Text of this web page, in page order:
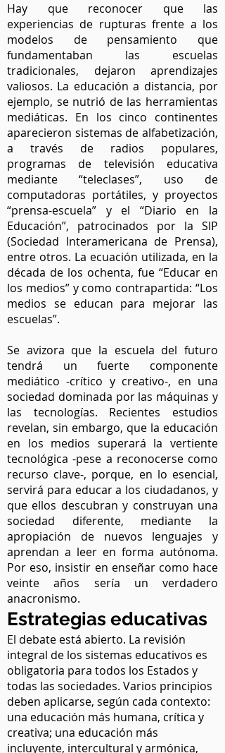
Hay que reconocer que las
experiencias de rupturas frente a los
modelos de pensamiento que
fundamentaban las escuelas
tradicionales, dejaron aprendizajes
valiosos. La educación a distancia, por
ejemplo, se nutrió de las herramientas
mediáticas. En los cinco continentes
aparecieron sistemas de alfabetización,
a través de radios populares,
programas de televisión educativa
mediante “teleclases”, uso de
computadoras portátiles, y proyectos
“prensa-escuela” y el “Diario en la
Educación”, patrocinados por la SIP
(Sociedad Interamericana de Prensa),
entre otros. La ecuación utilizada, en la
década de los ochenta, fue “Educar en
los medios” y como contrapartida: “Los
medios se educan para mejorar las
escuelas”.
Se avizora que la escuela del futuro
tendrá un fuerte componente
mediático -crítico y creativo-, en una
sociedad dominada por las máquinas y
las tecnologías. Recientes estudios
revelan, sin embargo, que la educación
en los medios superará la vertiente
tecnológica -pese a reconocerse como
recurso clave-, porque, en lo esencial,
servirá para educar a los ciudadanos, y
que ellos descubran y construyan una
sociedad diferente, mediante la
apropiación de nuevos lenguajes y
aprendan a leer en forma autónoma.
Por eso, insistir en enseñar como hace
veinte años sería un verdadero
anacronismo.
Estrategias educativas
El debate está abierto. La revisión
integral de los sistemas educativos es
obligatoria para todos los Estados y
todas las sociedades. Varios principios
deben aplicarse, según cada contexto:
una educación más humana, crítica y
creativa; una educación más
incluyente, intercultural y armónica,